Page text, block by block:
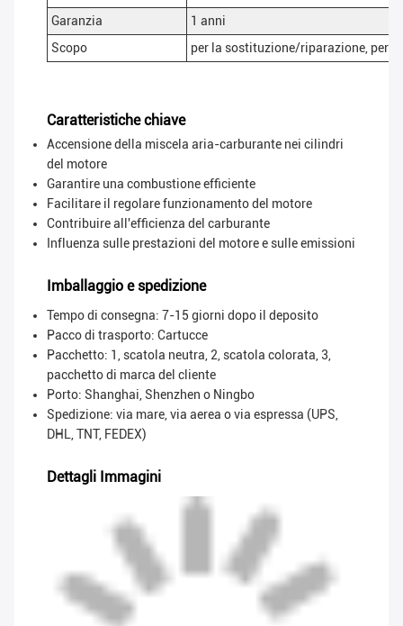
Garanzia
1 anni
Scopo
per la sostituzione/riparazione, per
Caratteristiche chiave
Accensione della miscela aria-carburante nei cilindri
del motore
Garantire una combustione efficiente
Facilitare il regolare funzionamento del motore
Contribuire all'efficienza del carburante
Influenza sulle prestazioni del motore e sulle emissioni
Imballaggio e spedizione
Tempo di consegna: 7-15 giorni dopo il deposito
Pacco di trasporto: Cartucce
Pacchetto: 1, scatola neutra, 2, scatola colorata, 3,
pacchetto di marca del cliente
Porto: Shanghai, Shenzhen o Ningbo
Spedizione: via mare, via aerea o via espressa (UPS,
DHL, TNT, FEDEX)
Dettagli Immagini